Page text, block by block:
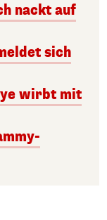
nackt auf
sich
wirbt mit